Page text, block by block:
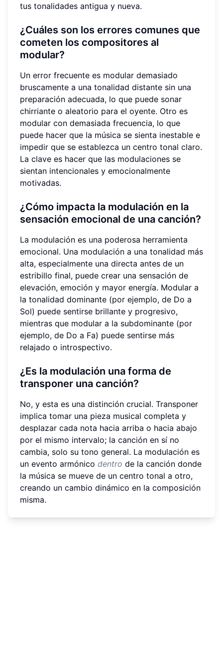
tus tonalidades antigua y nueva.
¿Cuáles son los errores comunes que
cometen los compositores al
modular?
Un error frecuente es modular demasiado
bruscamente a una tonalidad distante sin una
preparación adecuada, lo que puede sonar
chirriante o aleatorio para el oyente. Otro es
modular con demasiada frecuencia, lo que
puede hacer que la música se sienta inestable e
impedir que se establezca un centro tonal claro.
La clave es hacer que las modulaciones se
sientan intencionales y emocionalmente
motivadas.
¿Cómo impacta la modulación en la
sensación emocional de una canción?
La modulación es una poderosa herramienta
emocional. Una modulación a una tonalidad más
alta, especialmente una directa antes de un
estribillo final, puede crear una sensación de
elevación, emoción y mayor energía. Modular a
la tonalidad dominante (por ejemplo, de Do a
Sol) puede sentirse brillante y progresivo,
mientras que modular a la subdominante (por
ejemplo, de Do a Fa) puede sentirse más
relajado o introspectivo.
¿Es la modulación una forma de
transponer una canción?
No, y esta es una distinción crucial. Transponer
implica tomar una pieza musical completa y
desplazar cada nota hacia arriba o hacia abajo
por el mismo intervalo; la canción en sí no
cambia, solo su tono general. La modulación es
un evento armónico dentro de la canción donde
la música se mueve de un centro tonal a otro,
creando un cambio dinámico en la composición
misma.